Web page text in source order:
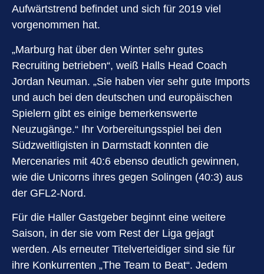
Aufwärtstrend befindet und sich für 2019 viel
vorgenommen hat.
„Marburg hat über den Winter sehr gutes
Recruiting betrieben“, weiß Halls Head Coach
Jordan Neuman. „Sie haben vier sehr gute Imports
und auch bei den deutschen und europäischen
Spielern gibt es einige bemerkenswerte
Neuzugänge.“ Ihr Vorbereitungsspiel bei den
Südzweitligisten in Darmstadt konnten die
Mercenaries mit 40:6 ebenso deutlich gewinnen,
wie die Unicorns ihres gegen Solingen (40:3) aus
der GFL2-Nord.
Für die Haller Gastgeber beginnt eine weitere
Saison, in der sie vom Rest der Liga gejagt
werden. Als erneuter Titelverteidiger sind sie für
ihre Konkurrenten „The Team to Beat“. Jedem